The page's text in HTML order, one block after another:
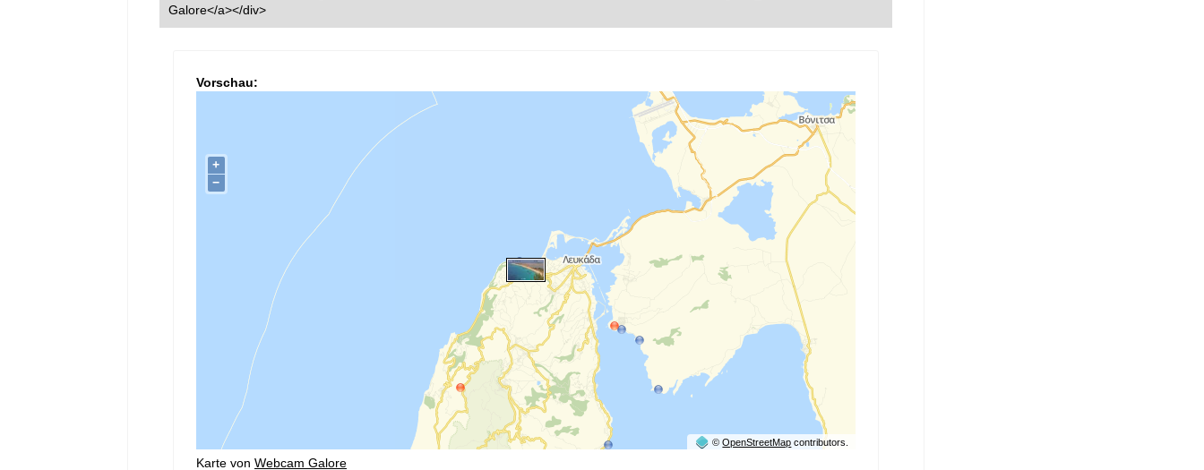
Galore</a></div>
Vorschau:
Karte von Webcam Galore